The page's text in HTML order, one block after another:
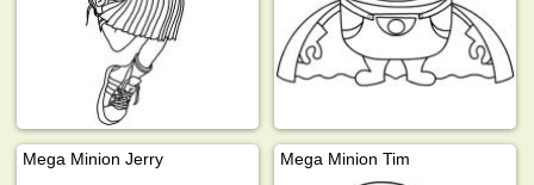
Mega Minion Jerry Mega Minion Tim